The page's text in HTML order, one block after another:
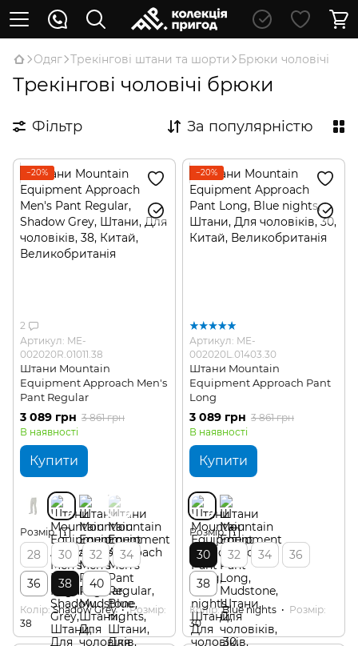
Oдяг Трекінгові штани та шорти Брюки чоловічі
Трекінгові чоловічі брюки
Фільтр За популярністю
−20%
2
Артикул: ME-
002020R.01011.38
Штани Mountain
Equipment Approach Men's
Pant Regular
3 089 грн 3 861 грн
В наявності
Купити
Розмір
28 30 32
34
36
38 40
Колір Shadow Grey
Розмір
38
−20%
Артикул: ME-
002020L.01403.30
Штани Mountain
Equipment Approach Pant
Long
3 089 грн 3 861 грн
В наявності
Купити
Розмір
30 32 34
36
38
Колір Blue nights
Розмір
30